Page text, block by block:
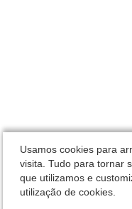
Usamos cookies para
visita. Tudo para tornar
que utilizamos e
utilização de cookies.